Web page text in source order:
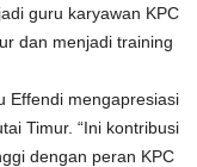
guru karyawan KPC
dan menjadi training
Effendi mengapresiasi
Timur. “Ini kontribusi
dengan peran KPC